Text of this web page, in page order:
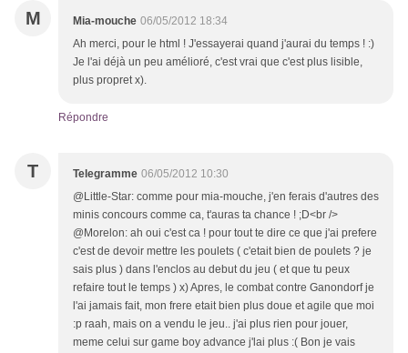
M Mia-mouche 06/05/2012 18:34
Ah merci, pour le html ! J'essayerai quand j'aurai du temps ! :)
Je l'ai déjà un peu amélioré, c'est vrai que c'est plus lisible,
plus propret x).
Répondre
T Telegramme 06/05/2012 10:30
@Little-Star: comme pour mia-mouche, j'en ferais d'autres des
minis concours comme ca, t'auras ta chance ! ;D<br />
@Morelon: ah oui c'est ca ! pour tout te dire ce que j'ai prefere
c'est de devoir mettre les poulets ( c'etait bien de poulets ? je
sais plus ) dans l'enclos au debut du jeu ( et que tu peux
refaire tout le temps ) x) Apres, le combat contre Ganondorf je
l'ai jamais fait, mon frere etait bien plus doue et agile que moi
:p raah, mais on a vendu le jeu.. j'ai plus rien pour jouer,
meme celui sur game boy advance j'lai plus :( Bon je vais